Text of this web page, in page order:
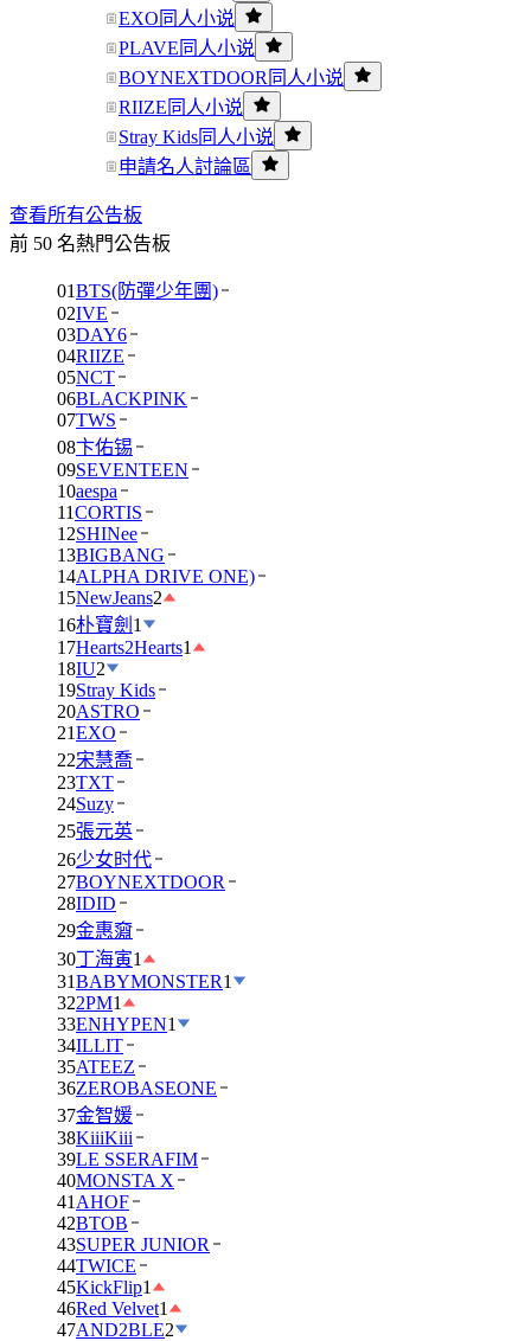
EXO同人小说
PLAVE同人小说
BOYNEXTDOOR同人小说
RIIZE同人小说
Stray Kids同人小说
申請名人討論區
查看所有公告板
前 50 名熱門公告板
01BTS(防彈少年團)
02IVE
03DAY6
04RIIZE
05NCT
06BLACKPINK
07TWS
08卞佑锡
09SEVENTEEN
10aespa
11CORTIS
12SHINee
13BIGBANG
14ALPHA DRIVE ONE)
15NewJeans2
16朴寶劍 1
17Hearts2Hearts1
18IU2
19Stray Kids
20ASTRO
21EXO
22宋慧喬
23TXT
24Suzy
25張元英
26少女时代
27BOYNEXTDOOR
28IDID
29金惠奫
30丁海寅1
31BABYMONSTER1
322PM1
33ENHYPEN1
34ILLIT
35ATEEZ
36ZEROBASEONE
37金智媛
38KiiiKiii
39LE SSERAFIM
40MONSTA X
41 AHOF
42BTOB
43SUPER JUNIOR
44TWICE
45KickFlip1
46Red Velvet1
47AND2BLE2